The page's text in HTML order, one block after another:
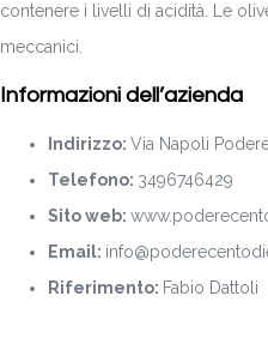
contenere i livelli di acidità. Le
meccanici.
Informazioni dell’azienda
Indirizzo: Via Napoli
Telefono: 3496746429
Sito web:
Email:
Riferimento: Fabio Dattoli